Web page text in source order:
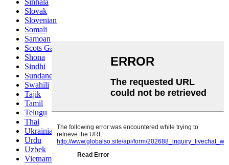
Sinhala
Slovak
Slovenian
Somali
Samoan
Scots Gaelic
Shona
Sindhi
Sundanese
Swahili
Tajik
Tamil
Telugu
Thai
Ukrainian
Urdu
Uzbek
Vietnamese